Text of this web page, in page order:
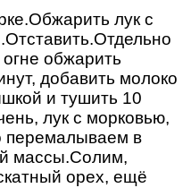
лук с
обжарить
добавить молоко
и тушить 10
лук с морковью,
перемалываем в
массы.Солим,
орех, ещё